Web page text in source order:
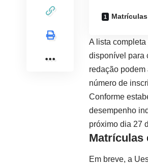
A lista
disponível para
redação
número de
Conforme
desempenho
próximo dia 27
Matrículas
Em breve, a